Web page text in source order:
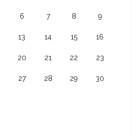
6 7 8 9
13 14 15 16
20 21 22 23
27 28 29 30